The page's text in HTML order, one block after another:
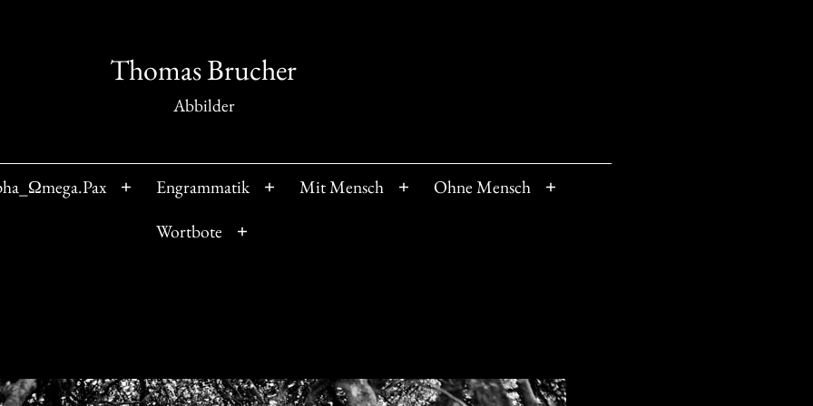
Thomas Brucher
Abbilder
Menü
öffnen
Engrammatik
Menü
Mit Mensch
Menü
Ohne Mensch
Menü
Wortbote
Menü